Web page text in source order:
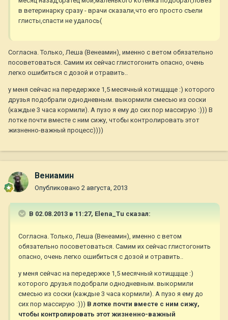
в ветеринарку сразу - врачи сказали,что его просто съели
глисты,спасти не удалось(
Согласна. Только, Леша (Венеамин), именно с ветом обязательно
посоветоваться. Самим их сейчас глистогонить опасно, очень
легко ошибиться с дозой и отравить..
у меня сейчас на передержке 1,5 месячный котищщще :) которого
друзья подобрали однодневным. выкормили смесью из соски
(каждые 3 часа кормили). А пузо я ему до сих пор массирую :))) В
лотке почти вместе с ним сижу, чтобы контролировать этот
жизненно-важный процесс))))
Вениамин
Опубликовано 2 августа, 2013
В 02.08.2013 в 11:27, Elena_Tu сказал:
Согласна. Только, Леша (Венеамин), именно с ветом
обязательно посоветоваться. Самим их сейчас глистогонить
опасно, очень легко ошибиться с дозой и отравить..
у меня сейчас на передержке 1,5 месячный котищщще :)
которого друзья подобрали однодневным. выкормили
смесью из соски (каждые 3 часа кормили). А пузо я ему до
сих пор массирую :))) В лотке почти вместе с ним сижу,
чтобы контролировать этот жизненно-важный